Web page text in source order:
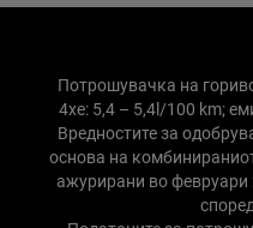
Потрошувачка на
4xe: 5,4 – 5,4l/100 km;
Вредностите за
основа на
ажурирани во февруари